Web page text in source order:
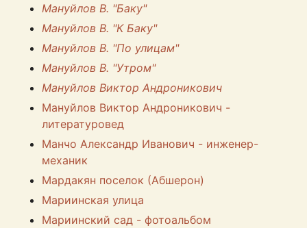
Мануйлов В. "Баку"
Мануйлов В. "К Баку"
Мануйлов В. "По улицам"
Мануйлов В. "Утром"
Мануйлов Виктор Андроникович
Мануйлов Виктор Андроникович -
литературовед
Манчо Александр Иванович - инженер-
механик
Мардакян поселок (Абшерон)
Мариинская улица
Мариинский сад - фотоальбом